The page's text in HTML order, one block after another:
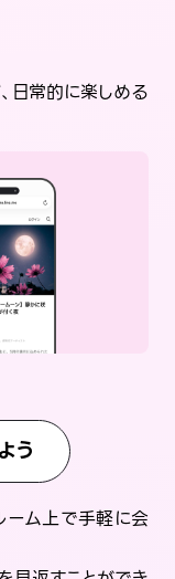
日常的に楽しめる
う
ーム上で手軽に会